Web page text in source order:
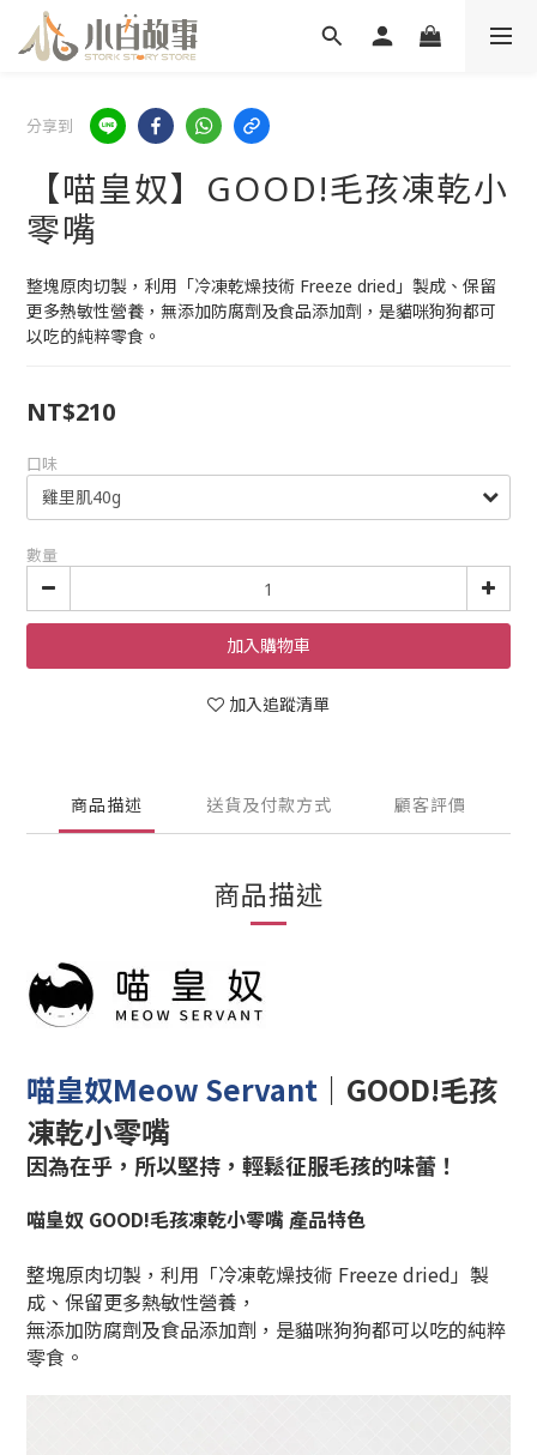
分享到
【喵皇奴】GOOD!毛孩凍乾小
零嘴
整塊原肉切製，利用「冷凍乾燥技術 Freeze dried」製成、保留
更多熱敏性營養，無添加防腐劑及食品添加劑，是貓咪狗狗都可
以吃的純粹零食。
NT$210
口味
數量
加入購物車
加入追蹤清單
商品描述 送貨及付款方式 顧客評價
商品描述
喵皇奴Meow Servant ｜ GOOD!毛孩
凍乾小零嘴
因為在乎，所以堅持，輕鬆征服毛孩的味蕾！
喵皇奴 GOOD!毛孩凍乾小零嘴 產品特色
整塊原肉切製，利用「冷凍乾燥技術 Freeze dried」製
成、保留更多熱敏性營養，
無添加防腐劑及食品添加劑，是貓咪狗狗都可以吃的純粹
零食。